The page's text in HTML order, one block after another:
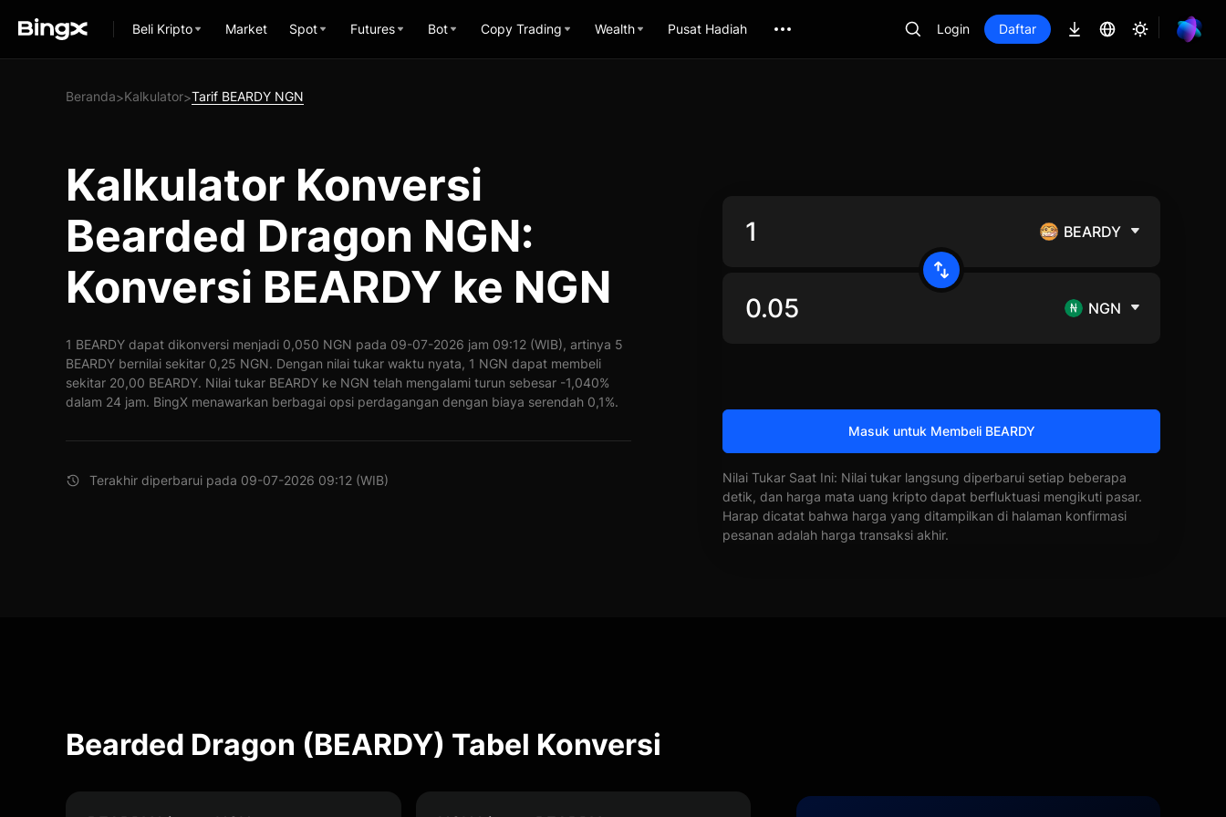
Beli Kripto Market Spot Futures Bot Copy Trading Wealth Pusat Hadiah Login Daftar
Beranda>Kalkulator>Tarif BEARDY NGN
Kalkulator Konversi
Bearded Dragon NGN:
Konversi BEARDY ke NGN
1 BEARDY dapat dikonversi menjadi 0,050 NGN pada 09-07-2026 jam 09:12 (WIB), artinya 5
BEARDY bernilai sekitar 0,25 NGN. Dengan nilai tukar waktu nyata, 1 NGN dapat membeli
sekitar 20,00 BEARDY. Nilai tukar BEARDY ke NGN telah mengalami turun sebesar -1,040%
dalam 24 jam. BingX menawarkan berbagai opsi perdagangan dengan biaya serendah 0,1%.
Terakhir diperbarui pada 09-07-2026 09:12 (WIB)
BEARDY
NGN
Masuk untuk Membeli BEARDY
Nilai Tukar Saat Ini: Nilai tukar langsung diperbarui setiap beberapa
detik, dan harga mata uang kripto dapat berfluktuasi mengikuti pasar.
Harap dicatat bahwa harga yang ditampilkan di halaman konfirmasi
pesanan adalah harga transaksi akhir.
Bearded Dragon (BEARDY) Tabel Konversi